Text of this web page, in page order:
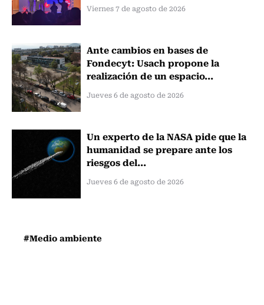
Viernes 7 de agosto de 2026
Ante cambios en bases de
Fondecyt: Usach propone la
realización de un espacio...
Jueves 6 de agosto de 2026
Un experto de la NASA pide que la
humanidad se prepare ante los
riesgos del...
Jueves 6 de agosto de 2026
#Medio ambiente